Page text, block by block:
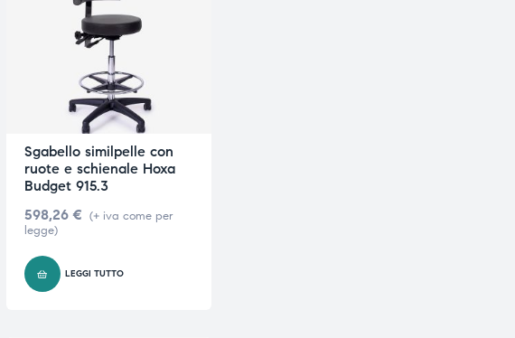
Sgabello similpelle con
ruote e schienale Hoxa
Budget 915.3
598,26 € (+ iva come per
legge)
LEGGI TUTTO